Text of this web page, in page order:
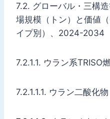
7.2. グローバル・三構
場規模（トン）と価値
イプ別）、2024-2034
7.2.1.1. ウラン系TRISO
7.2.1.1.1. ウラン二酸化物